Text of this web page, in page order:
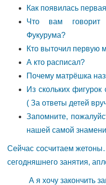
Как появилась
Что вам говорит
Фукурума?
Кто выточил первую
А кто расписал?
Почему матрёшка
Из скольких
( За ответы детей
Запомните,
нашей самой
Сейчас сосчитаем
сегодняшнего занятия,
А я хочу закончить